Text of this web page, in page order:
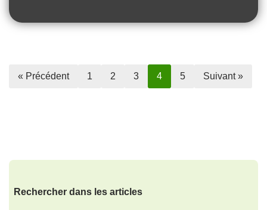
« Précédent 1 2 3 4 5 Suivant »
Rechercher dans les articles